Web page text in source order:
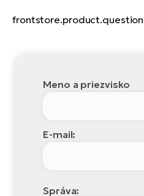
Meno a priezvisko
E-mail:
Správa: